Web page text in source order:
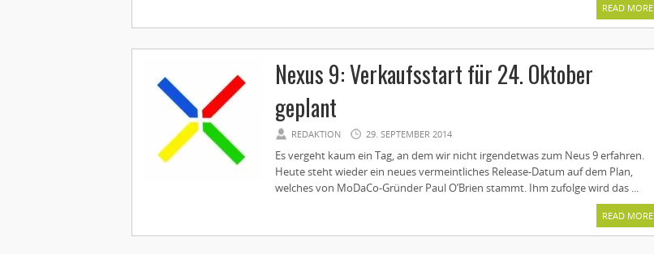
READ MORE
Nexus 9: Verkaufsstart für 24. Oktober
geplant
REDAKTION 29. SEPTEMBER 2014
Es vergeht kaum ein Tag, an dem wir nicht irgendetwas zum Neus 9 erfahren.
Heute steht wieder ein neues vermeintliches Release-Datum auf dem Plan,
welches von MoDaCo-Gründer Paul O’Brien stammt. Ihm zufolge wird das ...
READ MORE